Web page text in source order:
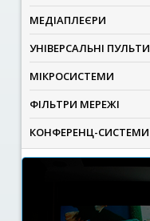
МЕДІАПЛЕЄРИ
УНІВЕРСАЛЬНІ ПУЛЬТИ
МІКРОСИСТЕМИ
ФІЛЬТРИ МЕРЕЖІ
КОНФЕРЕНЦ-СИСТЕМИ